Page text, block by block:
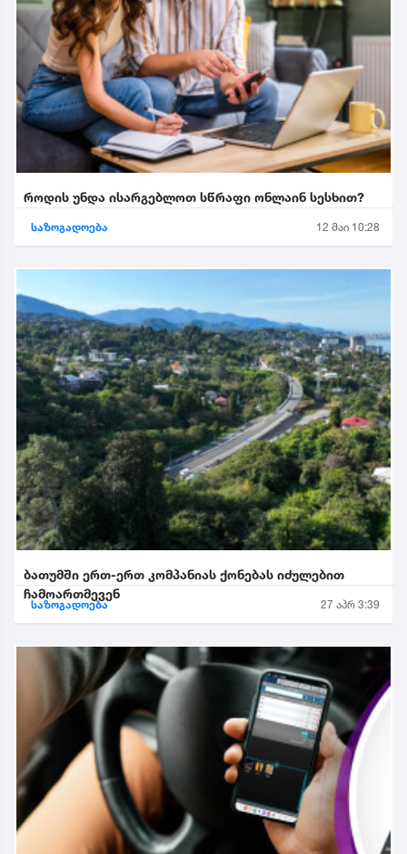
როდის უნდა ისარგებლოთ სწრაფი ონლაინ სესხით?
საზოგადოება 12 მაი 10:28
ბათუმში ერთ-ერთ კომპანიას ქონებას იძულებით
ჩამოართმევენ
საზოგადოება 27 აპრ 3:39